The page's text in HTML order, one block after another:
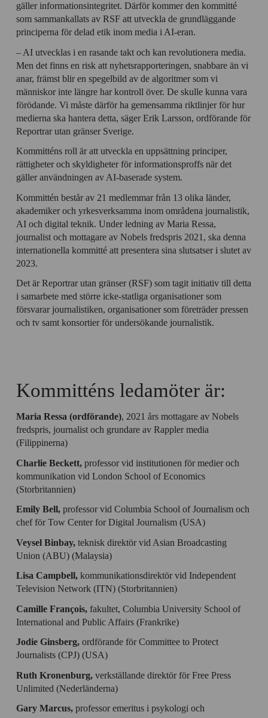
gäller informationsintegritet. Därför kommer den kommitté
som sammankallats av RSF att utveckla de grundläggande
principerna för delad etik inom media i AI-eran.
– AI utvecklas i en rasande takt och kan revolutionera media.
Men det finns en risk att nyhetsrapporteringen, snabbare än vi
anar, främst blir en spegelbild av de algoritmer som vi
människor inte längre har kontroll över. De skulle kunna vara
förödande. Vi måste därför ha gemensamma riktlinjer för hur
medierna ska hantera detta, säger Erik Larsson, ordförande för
Reportrar utan gränser Sverige.
Kommitténs roll är att utveckla en uppsättning principer,
rättigheter och skyldigheter för informationsproffs när det
gäller användningen av AI-baserade system.
Kommittén består av 21 medlemmar från 13 olika länder,
akademiker och yrkesverksamma inom områdena journalistik,
AI och digital teknik. Under ledning av Maria Ressa,
journalist och mottagare av Nobels fredspris 2021, ska denna
internationella kommitté att presentera sina slutsatser i slutet av
2023.
Det är Reportrar utan gränser (RSF) som tagit initiativ till detta
i samarbete med större icke-statliga organisationer som
försvarar journalistiken, organisationer som företräder pressen
och tv samt konsortier för undersökande journalistik.
Kommitténs ledamöter är:
Maria Ressa (ordförande), 2021 års mottagare av Nobels
fredspris, journalist och grundare av Rappler media
(Filippinerna)
Charlie Beckett,professor vid institutionen för medier och
kommunikation vid London School of Economics
(Storbritannien)
Emily Bell,professor vid Columbia School of Journalism och
chef för Tow Center for Digital Journalism (USA)
Veysel Binbay,teknisk direktör vid Asian Broadcasting
Union (ABU) (Malaysia)
Lisa Campbell,kommunikationsdirektör vid Independent
Television Network (ITN) (Storbritannien)
Camille François,fakultet, Columbia University School of
International and Public Affairs (Frankrike)
Jodie Ginsberg,ordförande för Committee to Protect
Journalists (CPJ) (USA)
Ruth Kronenburg,verkställande direktör för Free Press
Unlimited (Nederländerna)
Gary Marcus,professor emeritus i psykologi och